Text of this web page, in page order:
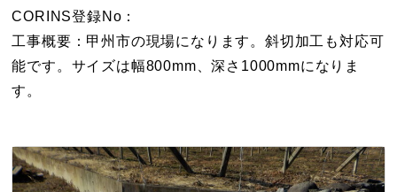
CORINS登録No：
工事概要：甲州市の現場になります。斜切加工も対応可
能です。サイズは幅800mm、深さ1000mmになりま
す。